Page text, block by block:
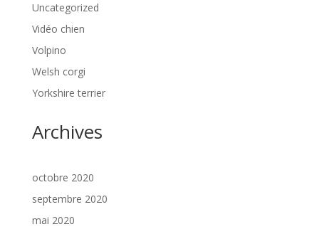
Uncategorized
Vidéo chien
Volpino
Welsh corgi
Yorkshire terrier
Archives
octobre 2020
septembre 2020
mai 2020